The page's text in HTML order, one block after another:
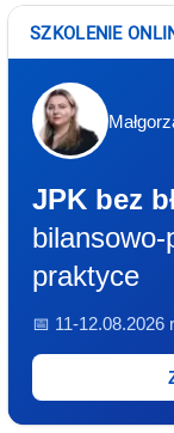
SZKOLENIE
JPK bez
praktyce
📅 11-12.08.2026